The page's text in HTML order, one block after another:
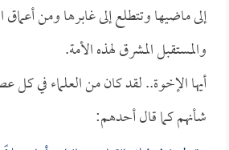
إلى ماضيها وتتطلع إلى غابرها ومن
والمستقبل المشرق لهذه الأمة.
أيها الإخوة.. لقد كان من العلماء في كل
شأنهم كما قال أحدهم: